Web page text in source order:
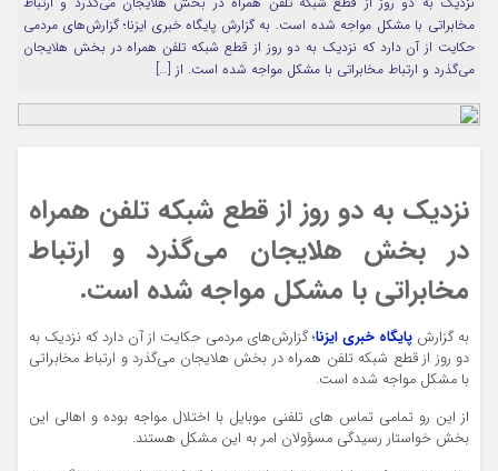
مخابراتی با مشکل مواجه شده است. به گزارش پایگاه خبری ایزنا؛ گزارش‌های مردمی
حکایت از آن دارد که نزدیک به دو روز از قطع شبکه تلفن همراه در بخش هلایجان
می‌گذرد و ارتباط مخابراتی با مشکل مواجه شده است. از […]
نزدیک به دو روز از قطع شبکه تلفن همراه
در بخش هلایجان می‌گذرد و ارتباط
مخابراتی با مشکل مواجه شده است.
به گزارش پایگاه خبری ایزنا؛ گزارش‌های مردمی حکایت از آن دارد که نزدیک به
دو روز از قطع شبکه تلفن همراه در بخش هلایجان می‌گذرد و ارتباط مخابراتی
با مشکل مواجه شده است.
از این رو تمامی تماس های تلفنی موبایل با اختلال مواجه بوده و اهالی این
بخش خواستار رسیدگی مسؤولان امر به این مشکل هستند.